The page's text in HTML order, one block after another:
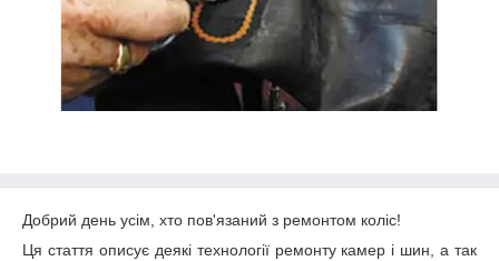
Добрий день усім, хто пов'язаний з ремонтом коліс!
Ця стаття описує деякі технології ремонту камер і шин, а так